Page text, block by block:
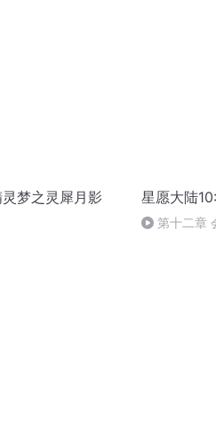
梦之灵犀月影 星愿大陆
第十二章